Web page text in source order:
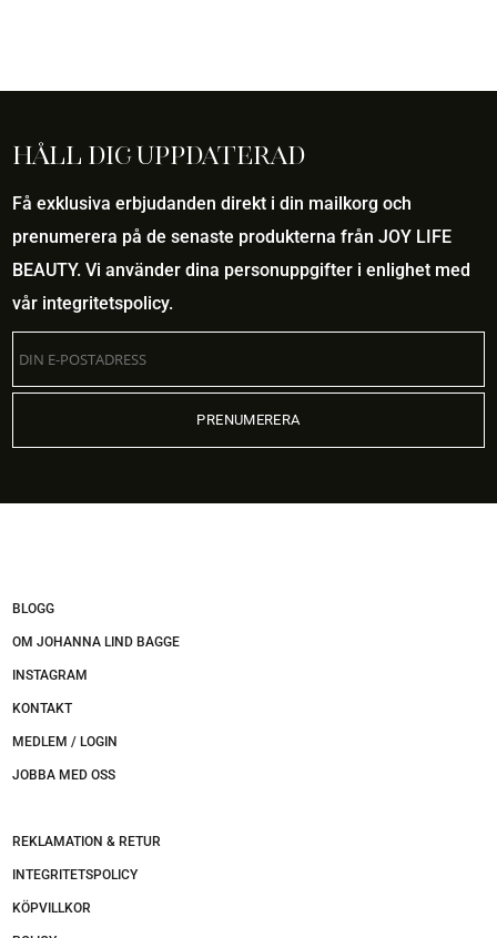
Håll dig uppdaterad
Få exklusiva erbjudanden direkt i din mailkorg och
prenumerera på de senaste produkterna från JOY LIFE
BEAUTY. Vi använder dina personuppgifter i enlighet med
vår integritetspolicy.
BLOGG
OM JOHANNA LIND BAGGE
INSTAGRAM
KONTAKT
MEDLEM / LOGIN
JOBBA MED OSS
REKLAMATION & RETUR
INTEGRITETSPOLICY
KÖPVILLKOR